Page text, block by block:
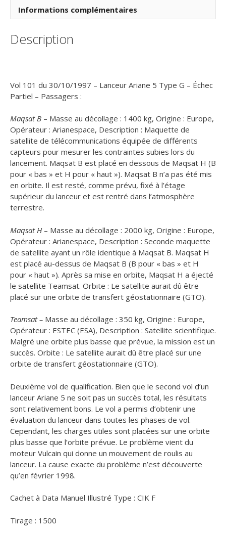
Informations complémentaires
Description
Vol 101 du 30/10/1997 – Lanceur Ariane 5 Type G – Échec
Partiel – Passagers :
Maqsat B – Masse au décollage : 1400 kg, Origine : Europe,
Opérateur : Arianespace, Description : Maquette de
satellite de télécommunications équipée de différents
capteurs pour mesurer les contraintes subies lors du
lancement. Maqsat B est placé en dessous de Maqsat H (B
pour « bas » et H pour « haut »). Maqsat B n’a pas été mis
en orbite. Il est resté, comme prévu, fixé à l’étage
supérieur du lanceur et est rentré dans l’atmosphère
terrestre.
Maqsat H– Masse au décollage : 2000 kg, Origine : Europe,
Opérateur : Arianespace, Description : Seconde maquette
de satellite ayant un rôle identique à Maqsat B. Maqsat H
est placé au-dessus de Maqsat B (B pour « bas » et H
pour « haut »). Après sa mise en orbite, Maqsat H a éjecté
le satellite Teamsat. Orbite : Le satellite aurait dû être
placé sur une orbite de transfert géostationnaire (GTO).
Teamsat – Masse au décollage : 350 kg, Origine : Europe,
Opérateur : ESTEC (ESA), Description : Satellite scientifique.
Malgré une orbite plus basse que prévue, la mission est un
succès. Orbite : Le satellite aurait dû être placé sur une
orbite de transfert géostationnaire (GTO).
Deuxième vol de qualification. Bien que le second vol d’un
lanceur Ariane 5 ne soit pas un succès total, les résultats
sont relativement bons. Le vol a permis d’obtenir une
évaluation du lanceur dans toutes les phases de vol.
Cependant, les charges utiles sont placées sur une orbite
plus basse que l’orbite prévue. Le problème vient du
moteur Vulcain qui donne un mouvement de roulis au
lanceur. La cause exacte du problème n’est découverte
qu’en février 1998.
Cachet à Data Manuel Illustré Type : CIK F
Tirage : 1500